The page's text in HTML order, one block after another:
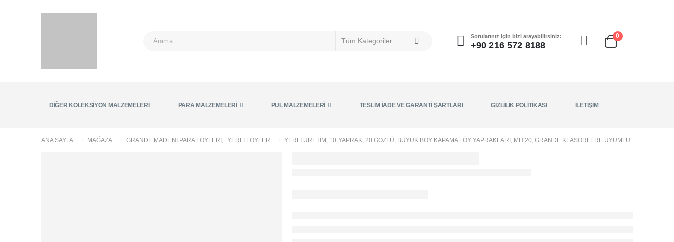
Sorularınız için bizi arayabilirsiniz:
+90 216 572 8188
0
DIĞER KOLEKSIYON MALZEMELERI PARA MALZEMELERI PUL MALZEMELERI TESLIM İADE VE GARANTI ŞARTLARI GIZLILIK POLITIKASI İLETIŞIM
ANA SAYFA MAĞAZA GRANDE MADENI PARA FÖYLERI , YERLI FÖYLER YERLİ ÜRETİM, 10 YAPRAK, 20 GÖZLÜ, BÜYÜK BOY KAPAMA FÖY YAPRAKLARI, MH 20, GRANDE KLASÖRLERE UYUMLU